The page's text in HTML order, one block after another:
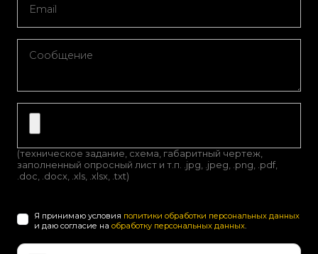
(техническое задание, схема, габаритный чертеж,
заполненный опросный лист и т.п. .jpg, .jpeg, .png, .pdf,
.doc, .docx, .xls, .xlsx, .txt)
Я принимаю условия политики обработки персональных данных
и даю согласие на обработку персональных данных.